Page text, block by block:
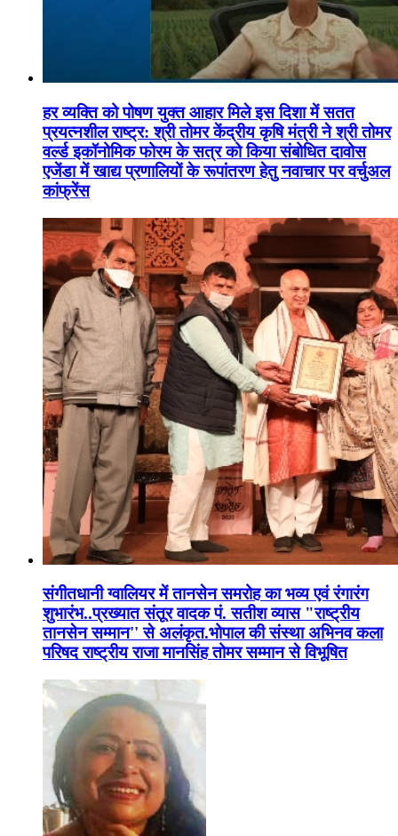
हर व्यक्ति को पोषण युक्त आहार मिले इस दिशा में सतत
प्रयत्नशील राष्ट्र: श्री तोमर केंद्रीय कृषि मंत्री ने श्री तोमर
वर्ल्ड इकॉनोमिक फोरम के सत्र को किया संबोधित दावोस
एजेंडा में खाद्य प्रणालियों के रूपांतरण हेतु नवाचार पर वर्चुअल
कांफ्रेंस
संगीतधानी ग्वालियर में तानसेन समरोह का भव्य एवं रंगारंग
शुभारंभ..प्रख्यात संतूर वादक पं. सतीश व्यास "राष्ट्रीय
तानसेन सम्मान'' से अलंकृत.भोपाल की संस्था अभिनव कला
परिषद राष्ट्रीय राजा मानसिंह तोमर सम्मान से विभूषित